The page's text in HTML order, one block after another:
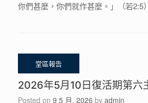
你們甚麼，你們就作甚麼。」（若2:5）
2026年5月10日復活期第六
Posted on 9 5 月, 2026 by admin